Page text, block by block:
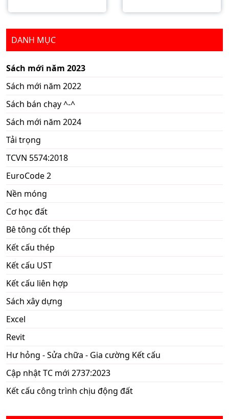
DANH MỤC
Sách mới năm 2023
Sách mới năm 2022
Sách bán chạy ^-^
Sách mới năm 2024
Tải trọng
TCVN 5574:2018
EuroCode 2
Nền móng
Cơ học đất
Bê tông cốt thép
Kết cấu thép
Kết cấu UST
Kết cấu liên hợp
Sách xây dựng
Excel
Revit
Hư hỏng - Sửa chữa - Gia cường Kết cấu
Cập nhật TC mới 2737:2023
Kết cấu công trình chịu động đất